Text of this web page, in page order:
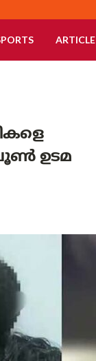
ARTICLE
ഉടമ